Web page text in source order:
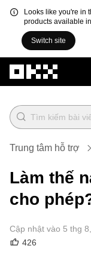
Looks like you're in
products available
Switch site
Trung tâm hỗ trợ
Làm thế
cho
Cập nhật vào 5 thg
426